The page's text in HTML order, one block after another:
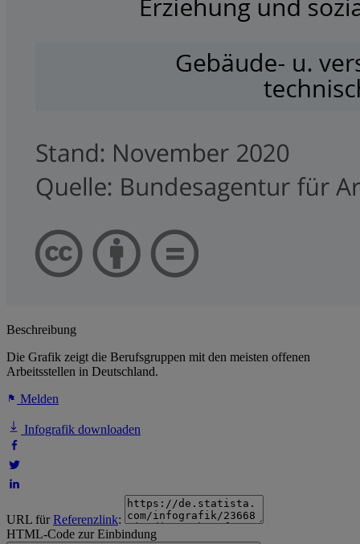
Beschreibung
Die Grafik zeigt die Berufsgruppen mit den meisten offenen
Arbeitsstellen in Deutschland.
Melden
Infografik downloaden
URL fürReferenzlink:
HTML-Code zur Einbindung